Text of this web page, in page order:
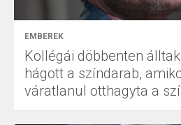
EMBEREK
Kollégái döbbenten
hágott a színdarab,
váratlanul otthagyta a